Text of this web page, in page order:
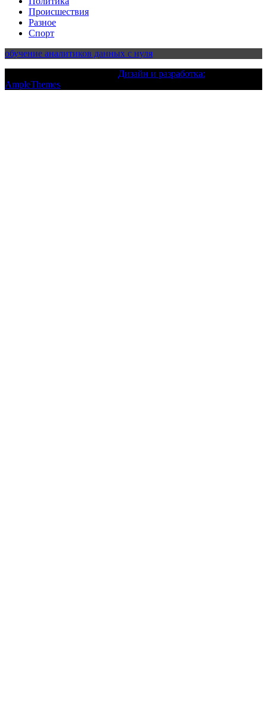
Происшествия
Разное
Спорт
обучение аналитиков данных с нуля
Дизайн и разработка:
AmpleThemes